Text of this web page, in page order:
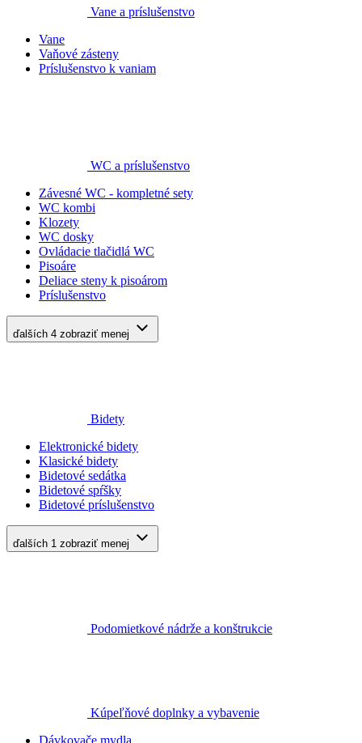
Vane a príslušenstvo
Vane
Vaňové zásteny
Príslušenstvo k vaniam
WC a príslušenstvo
Závesné WC - kompletné sety
WC kombi
Klozety
WC dosky
Ovládacie tlačidlá WC
Pisoáre
Deliace steny k pisoárom
Príslušenstvo
ďalších 4 zobraziť menej
Bidety
Elektronické bidety
Klasické bidety
Bidetové sedátka
Bidetové spŕšky
Bidetové príslušenstvo
ďalších 1 zobraziť menej
Podomietkové nádrže a konštrukcie
Kúpeľňové doplnky a vybavenie
Dávkovače mydla